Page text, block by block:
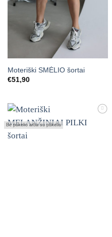
Moteriški SMĖLIO šortai
€51,90
Be pūkelio arba su pūkeliuMėgstamiausias